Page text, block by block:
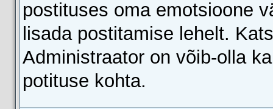
postituses oma emotsioone
lisada postitamise lehelt.
Administraator on võib-olla
potituse kohta.